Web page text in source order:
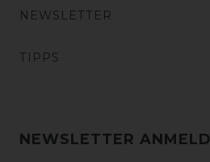
NEWSLETTER
TIPPS
NEWSLETTER